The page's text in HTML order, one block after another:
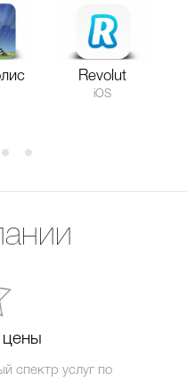
Revolut
iOS
цены
спектр услуг по